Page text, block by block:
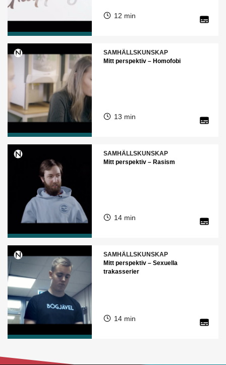
12 min
SAMHÄLLSKUNSKAP
Mitt perspektiv – Homofobi
13 min
SAMHÄLLSKUNSKAP
Mitt perspektiv – Rasism
14 min
SAMHÄLLSKUNSKAP
Mitt perspektiv – Sexuella
trakasserier
14 min